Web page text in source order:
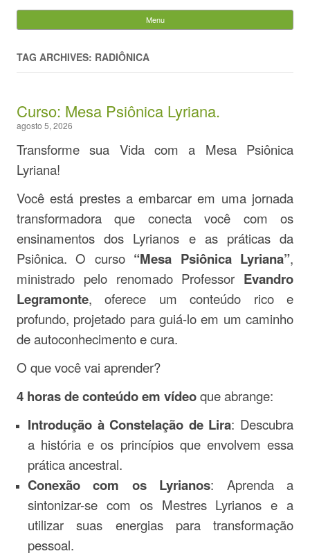
Evandro Legramonte
por:
Menu
TAG ARCHIVES: RADIÔNICA
Curso: Mesa Psiônica Lyriana.
agosto 5, 2026
Transforme sua Vida com a Mesa Psiônica
Lyriana!
Você está prestes a embarcar em uma jornada
transformadora que conecta você com os
ensinamentos dos Lyrianos e as práticas da
Psiônica. O curso “Mesa Psiônica Lyriana”,
ministrado pelo renomado Professor Evandro
Legramonte, oferece um conteúdo rico e
profundo, projetado para guiá-lo em um caminho
de autoconhecimento e cura.
O que você vai aprender?
4 horas de conteúdo em vídeoque abrange:
Introdução à Constelação de Lira: Descubra
a história e os princípios que envolvem essa
prática ancestral.
Conexão com os Lyrianos: Aprenda a
sintonizar-se com os Mestres Lyrianos e a
utilizar suas energias para transformação
pessoal.